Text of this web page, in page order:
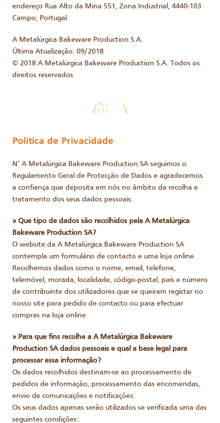
endereço Rua Alto da Mina 551, Zona Industrial, 4440-103
Campo, Portugal.
A Metalúrgica Bakeware Production S.A.
Última Atualização: 09/2018
© 2018 A Metalúrgica Bakeware Production S.A. Todos os
direitos reservados
Política de Privacidade
N’ A Metalúrgica Bakeware Production SA seguimos o
Regulamento Geral de Protecção de Dados e agradecemos
a confiança que deposita em nós no âmbito da recolha e
tratamento dos seus dados pessoais.
» Que tipo de dados são recolhidos pela A Metalúrgica
Bakeware Production SA?
O website da A Metalúrgica Bakeware Production SA
contempla um formulário de contacto e uma loja online.
Recolhemos dados como o nome, email, telefone,
telemóvel, morada, localidade, código-postal, país e número
de contribuinte dos utilizadores que se queiram registar no
nosso site para pedido de contacto ou para efectuar
compras na loja online.
» Para que fins recolhe a A Metalúrgica Bakeware
Production SA dados pessoais e qual a base legal para
processar essa informação?
Os dados recolhidos destinam-se ao processamento de
pedidos de informação, processamento das encomendas,
envio de comunicações e notificações.
Os seus dados apenas serão utilizados se verificada uma das
seguintes condições: